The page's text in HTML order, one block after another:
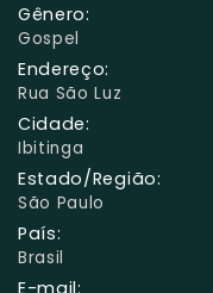
Gênero:
Gospel
Endereço:
Rua São Luz
Cidade:
Ibitinga
Estado/Região:
São Paulo
País:
Brasil
E-mail: